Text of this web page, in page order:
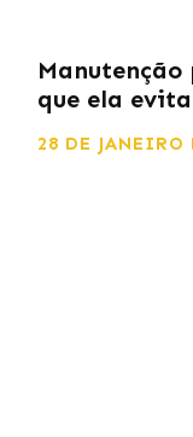
que ela
28 DE JANEIRO